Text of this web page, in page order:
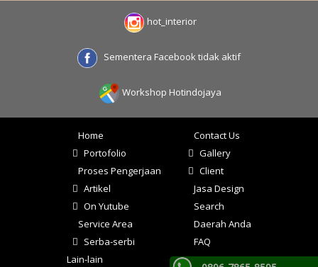
hot_interior
Sementera Facebook tidak aktif
Workshop Hotindojaya
Home
Contact Us
Portofolio
Gallery
Proses Pengerjaan
Client
Artikel
Jasa Design
On Yutube
Search
Service Area
Daerah Anda
Serba-serbi
FAQ
Lain-lain